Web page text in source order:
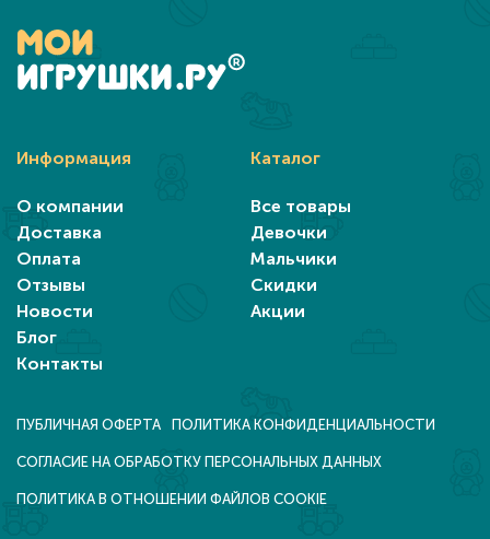
Информация
О компании
Доставка
Оплата
Отзывы
Новости
Блог
Контакты
Каталог
Все товары
Девочки
Мальчики
Скидки
Акции
ПУБЛИЧНАЯ ОФЕРТА ПОЛИТИКА КОНФИДЕНЦИАЛЬНОСТИ
СОГЛАСИЕ НА ОБРАБОТКУ ПЕРСОНАЛЬНЫХ ДАННЫХ
ПОЛИТИКА В ОТНОШЕНИИ ФАЙЛОВ COOKIE